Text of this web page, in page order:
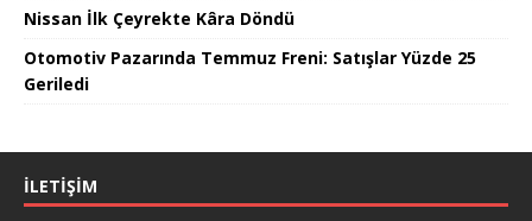
Nissan İlk Çeyrekte Kâra Döndü
Otomotiv Pazarında Temmuz Freni: Satışlar Yüzde 25
Geriledi
İLETIŞIM